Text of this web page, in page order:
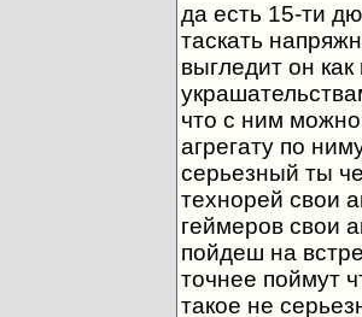
да есть 15-ти
таскать
выгледит он
что с ним можно
агрегату по
серьезный ты
технорей свои
геймеров свои
пойдеш на
точнее поймут
такое не